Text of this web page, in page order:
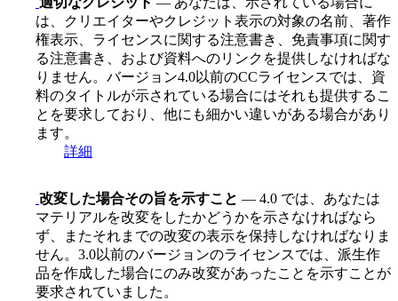
は、クリエイターやクレジット表示の対象の名前、著作
権表示、ライセンスに関する注意書き、免責事項に関す
る注意書き、および資料へのリンクを提供しなければな
りません。バージョン4.0以前のCCライセンスでは、資
料のタイトルが示されている場合にはそれも提供するこ
とを要求しており、他にも細かい違いがある場合があり
ます。
詳細
改変した場合その旨を示すこと — 4.0 では、あなたは
マテリアルを改変をしたかどうかを示さなければなら
ず、またそれまでの改変の表示を保持しなければなりま
せん。3.0以前のバージョンのライセンスでは、派生作
品を作成した場合にのみ改変があったことを示すことが
要求されていました。